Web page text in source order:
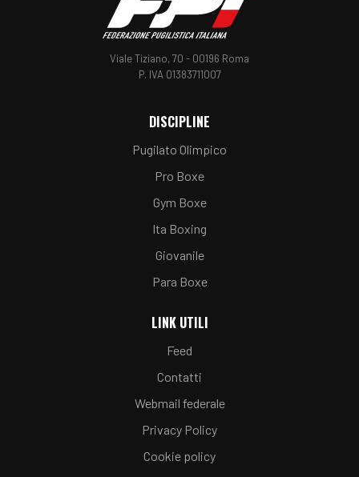
Viale Tiziano, 70 - 00196 Roma
P. IVA 01383711007
DISCIPLINE
Pugilato Olimpico
Pro Boxe
Gym Boxe
Ita Boxing
Giovanile
Para Boxe
LINK UTILI
Feed
Contatti
Webmail federale
Privacy Policy
Cookie policy